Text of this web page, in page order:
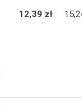
12,39 zł